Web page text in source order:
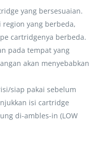
yang bersesuaian.
yang berbeda,
cartridgenya berbeda.
pada tempat yang
akan menyebabkan
siap pakai sebelum
isi cartridge
di-ambles-in (LOW